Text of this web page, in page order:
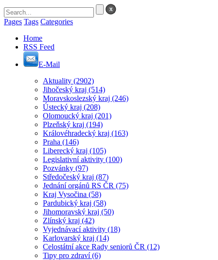
Pages Tags Categories
Home
RSS Feed
E-Mail
Aktuality (2902)
Jihočeský kraj (514)
Moravskoslezský kraj (246)
Ústecký kraj (208)
Olomoucký kraj (201)
Plzeňský kraj (194)
Královéhradecký kraj (163)
Praha (146)
Liberecký kraj (105)
Legislativní aktivity (100)
Pozvánky (97)
Středočeský kraj (87)
Jednání orgánů RS ČR (75)
Kraj Vysočina (58)
Pardubický kraj (58)
Jihomoravský kraj (50)
Zlínský kraj (42)
Vyjednávací aktivity (18)
Karlovarský kraj (14)
Celostátní akce Rady seniorů ČR (12)
Tipy pro zdraví(6)